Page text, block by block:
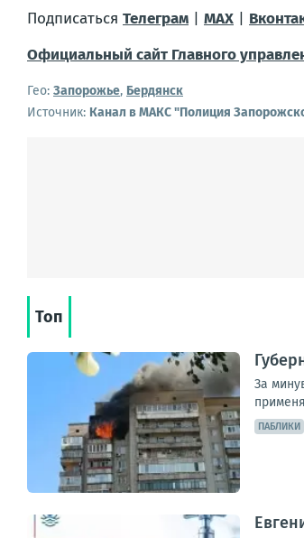
Подписаться Телеграм MAX
Официальный сайт Главного
Гео: Запорожье, Бердянск
Источник: Канал в МАКС "Полиция
Топ
За
ПАБЛИКИ